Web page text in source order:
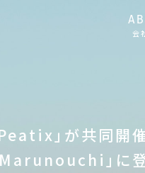
会
Peatix」が共同開
」に